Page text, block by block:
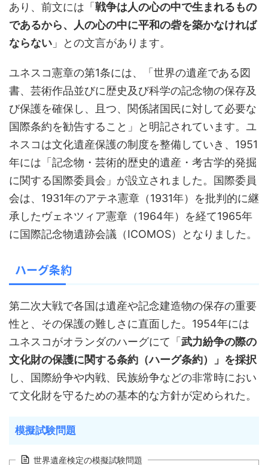
あり、前文には「 戦争は人の心の中で生まれるもの
であるから、人の心の中に平和の砦を築かなければ
ならない 」との文言があります。
ユネスコ憲章の第1条には、「世界の遺産である図
書、芸術作品並びに歴史及び科学の記念物の保存及
び保護を確保し、且つ、関係諸国民に対して必要な
国際条約を勧告すること」と明記されています。ユ
ネスコは文化遺産保護の制度を整備していき、1951
年には「記念物・芸術的歴史的遺産・考古学的発掘
に関する国際委員会」が設立されました。国際委員
会は、1931年のアテネ憲章（1931年）を批判的に継
承したヴェネツィア憲章（1964年）を経て1965年
に国際記念物遺跡会議（ICOMOS）となりました。
ハーグ条約
第二次大戦で各国は遺産や記念建造物の保存の重要
性と、その保護の難しさに直面した。1954年には
ユネスコがオランダのハーグにて「 武力紛争の際の
文化財の保護に関する条約（ハーグ条約）」を採択
し、国際紛争や内戦、民族紛争などの非常時におい
て文化財を守るための基本的な方針が定められた。
模擬試験問題
世界遺産検定の模擬試験問題